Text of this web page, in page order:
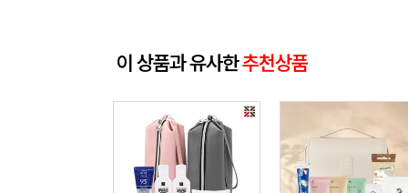
이 상품과 유사한추천상품